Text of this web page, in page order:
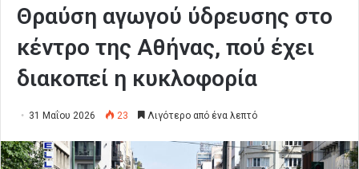
Θραύση αγωγού ύδρευσης στο
κέντρο της Αθήνας, πού έχει
διακοπεί η κυκλοφορία
31 Μαΐου 2026 23 Λιγότερο από ένα λεπτό